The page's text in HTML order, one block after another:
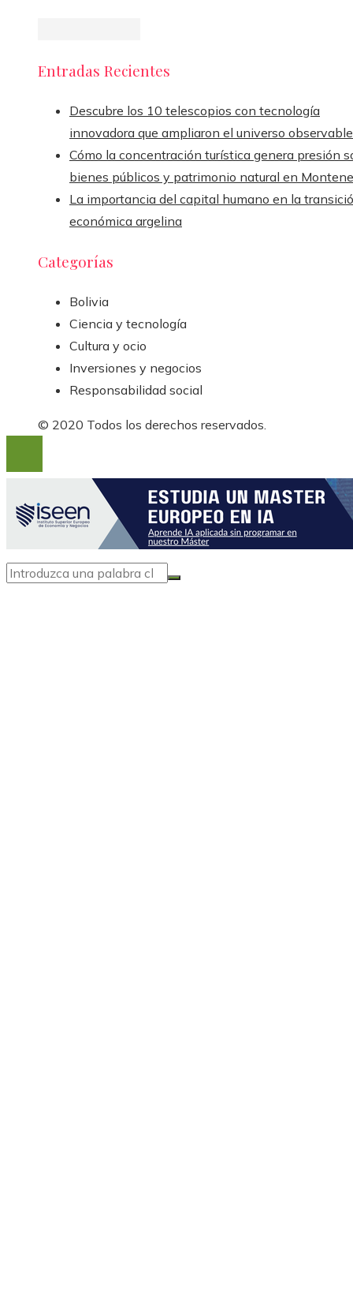
Entradas Recientes
Descubre los 10 telescopios con tecnología
innovadora que ampliaron el universo observable
Cómo la concentración turística genera presión
bienes públicos y patrimonio natural en
La importancia del capital humano en la
económica argelina
Categorías
Bolivia
Ciencia y tecnología
Cultura y ocio
Inversiones y negocios
Responsabilidad social
© 2020 Todos los derechos reservados.